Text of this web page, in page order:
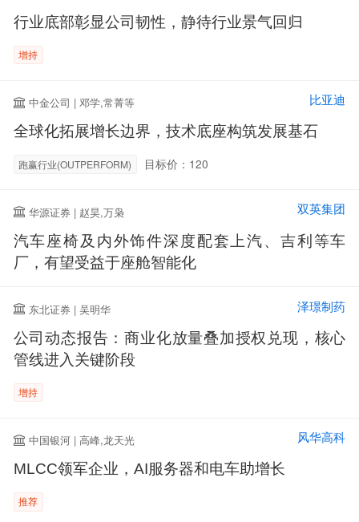
行业底部彰显公司韧性，静待行业景气回归
增持
中金公司 | 邓学,常菁等 比亚迪
全球化拓展增长边界，技术底座构筑发展基石
跑赢行业(OUTPERFORM) 目标价：120
华源证券 | 赵昊,万枭 双英集团
汽车座椅及内外饰件深度配套上汽、吉利等车
厂，有望受益于座舱智能化
东北证券 | 吴明华 泽璟制药
公司动态报告：商业化放量叠加授权兑现，核心
管线进入关键阶段
增持
中国银河 | 高峰,龙天光 风华高科
MLCC领军企业，AI服务器和电车助增长
推荐